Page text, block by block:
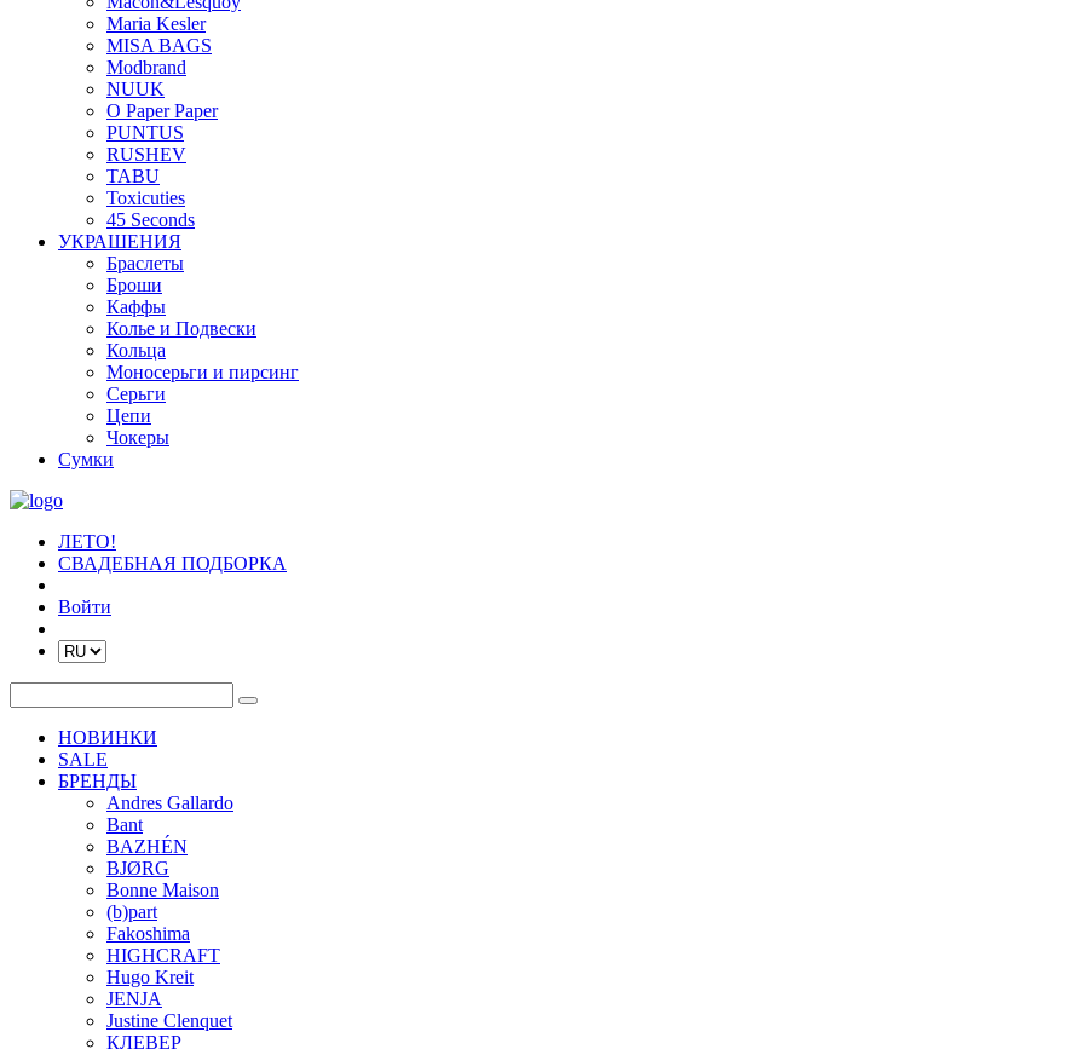
Maria Kesler
MISA BAGS
Modbrand
NUUK
O Paper Paper
PUNTUS
RUSHEV
TABU
Toxicuties
45 Seconds
УКРАШЕНИЯ
Браслеты
Броши
Каффы
Колье и Подвески
Кольца
Моносерьги и пирсинг
Серьги
Цепи
Чокеры
Сумки
ЛЕТО!
СВАДЕБНАЯ ПОДБОРКА
Войти
НОВИНКИ
SALE
БРЕНДЫ
Andres Gallardo
Bant
BAZHÉN
BJØRG
Bonne Maison
(b)part
Fakoshima
HIGHCRAFT
Hugo Kreit
JENJA
Justine Clenquet
КЛЕВЕР